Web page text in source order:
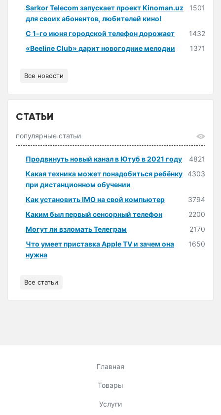
Sarkor Telecom запускает проект Kinoman.uz
для своих абонентов, любителей кино!
1501
С 1-го июня городской телефон дорожает
1432
«Beeline Club» дарит новогодние мелодии
1371
Все новости
СТАТЬИ
популярные статьи
Продвинуть новый канал в Ютуб в 2021 году
4821
Какая техника может понадобиться ребёнку
при дистанционном обучении
4303
Как установить IMO на свой компьютер
3794
Каким был первый сенсорный телефон
2200
Могут ли взломать Телеграм
2170
Что умеет приставка Apple TV и зачем она
нужна
1650
Все статьи
Главная
Товары
Услуги